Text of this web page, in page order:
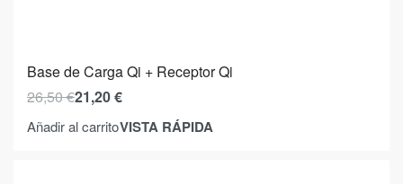
Base de Carga Qi + Receptor Qi
26,50€21,20€
Añadir al carritoVISTA RÁPIDA